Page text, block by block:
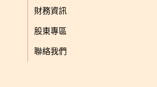
財務資訊
股東專區
聯絡我們